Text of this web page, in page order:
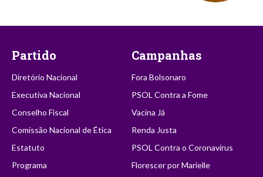
Partido
Diretório Nacional
Executiva Nacional
Conselho Fiscal
Comissão Nacional de Ética
Estatuto
Programa
Campanhas
Fora Bolsonaro
PSOL Contra a Fome
Vacina Já
Renda Justa
PSOL Contra o Coronavírus
Florescer por Marielle